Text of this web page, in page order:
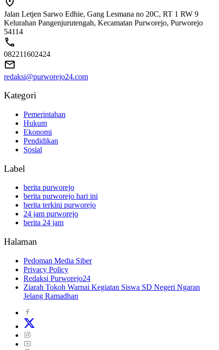
Jalan Letjen Sarwo Edhie, Gang Lesmana no 20C, RT 1 RW 9
Kelurahan Pangenjurutengah, Kecamatan Purworejo, Purworejo
54114
082211602424
redaksi@purworejo24.com
Kategori
Pemerintahan
Hukum
Ekonomi
Pendidikan
Sosial
Label
berita purworejo
berita purworejo hari ini
berita terkini purworejo
24 jam purworejo
berita 24 jam
Halaman
Pedoman Media Siber
Privacy Policy
Redaksi Purworejo24
Ziarah Tokoh Warnai Kegiatan Siswa SD Negeri Ngaran
Jelang Ramadhan